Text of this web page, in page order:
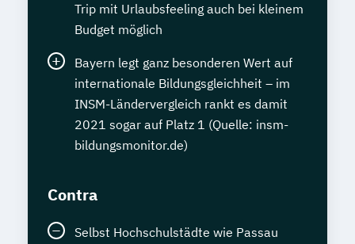
Trip mit Urlaubsfeeling auch bei kleinem
Budget möglich
Bayern legt ganz besonderen Wert auf
internationale Bildungsgleichheit – im
INSM-Ländervergleich rankt es damit
2021 sogar auf Platz 1 (Quelle: insm-
bildungsmonitor.de)
Contra
Selbst Hochschulstädte wie Passau